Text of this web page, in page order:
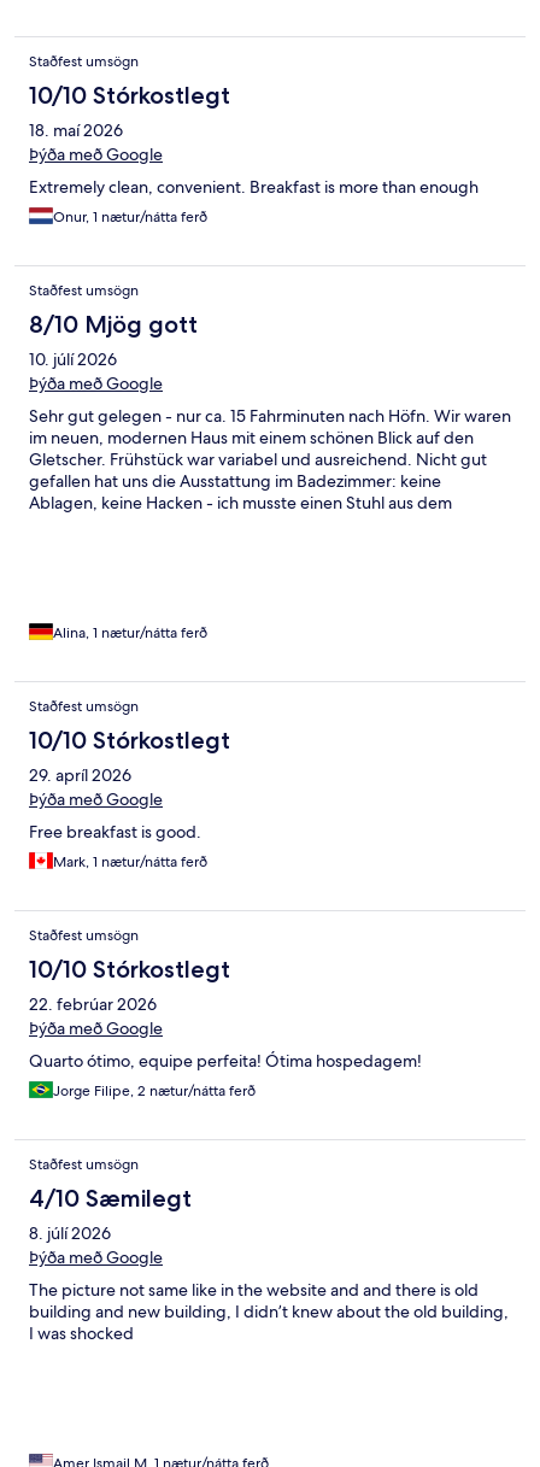
Staðfest umsögn
10/10 Stórkostlegt
18. maí 2026
Þýða með Google
Extremely clean, convenient. Breakfast is more than enough
Onur, 1 nætur/nátta ferð
Staðfest umsögn
8/10 Mjög gott
10. júlí 2026
Þýða með Google
Sehr gut gelegen - nur ca. 15 Fahrminuten nach Höfn. Wir waren
im neuen, modernen Haus mit einem schönen Blick auf den
Gletscher. Frühstück war variabel und ausreichend. Nicht gut
gefallen hat uns die Ausstattung im Badezimmer: keine
Ablagen, keine Hacken - ich musste einen Stuhl aus dem
Alina, 1 nætur/nátta ferð
Staðfest umsögn
10/10 Stórkostlegt
29. apríl 2026
Þýða með Google
Free breakfast is good.
Mark, 1 nætur/nátta ferð
Staðfest umsögn
10/10 Stórkostlegt
22. febrúar 2026
Þýða með Google
Quarto ótimo, equipe perfeita! Ótima hospedagem!
Jorge Filipe, 2 nætur/nátta ferð
Staðfest umsögn
4/10 Sæmilegt
8. júlí 2026
Þýða með Google
The picture not same like in the website and and there is old
building and new building, I didn’t knew about the old building,
I was shocked